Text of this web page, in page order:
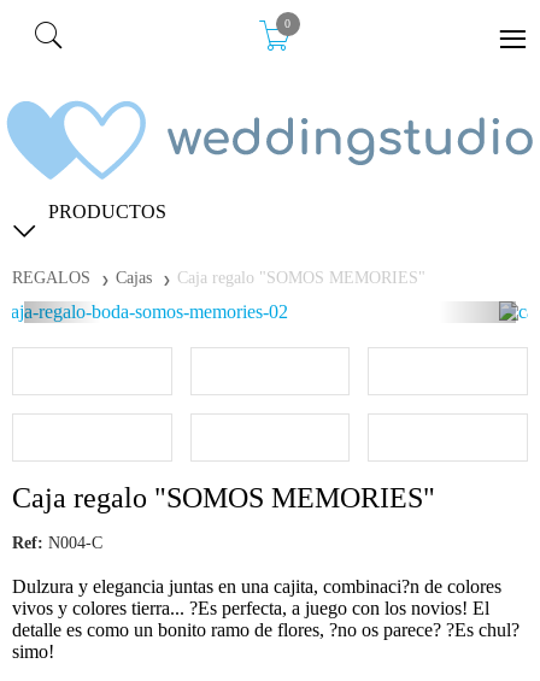
0
PRODUCTOS
REGALOS Cajas Caja regalo "SOMOS MEMORIES"
Caja regalo "SOMOS MEMORIES"
Ref: N004-C
Dulzura y elegancia juntas en una cajita, combinaci?n de colores
vivos y colores tierra... ?Es perfecta, a juego con los novios! El
detalle es como un bonito ramo de flores, ?no os parece? ?Es chul?
simo!